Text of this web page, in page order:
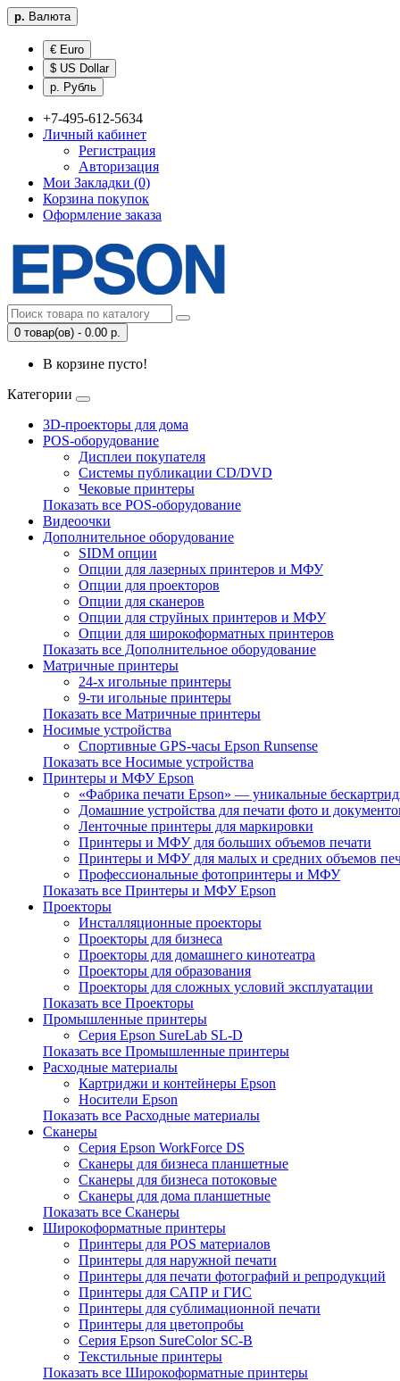
р. Валюта
€ Euro
$ US Dollar
р. Рубль
+7-495-612-5634
Личный кабинет
Регистрация
Авторизация
Мои Закладки (0)
Корзина покупок
Оформление заказа
0 товар(ов) - 0.00 р.
В корзине пусто!
Категории
3D-проекторы для дома
POS-оборудование
Дисплеи покупателя
Системы публикации CD/DVD
Чековые принтеры
Показать все POS-оборудование
Видеоочки
Дополнительное оборудование
SIDM опции
Опции для лазерных принтеров и МФУ
Опции для проекторов
Опции для сканеров
Опции для струйных принтеров и МФУ
Опции для широкоформатных принтеров
Показать все Дополнительное оборудование
Матричные принтеры
24-х игольные принтеры
9-ти игольные принтеры
Показать все Матричные принтеры
Носимые устройства
Спортивные GPS-часы Epson Runsense
Показать все Носимые устройства
Принтеры и МФУ Epson
«Фабрика печати Epson» — уникальные
Домашние устройства для печати фото и
Ленточные принтеры для маркировки
Принтеры и МФУ для больших объемов печати
Принтеры и МФУ для малых и средних объемов
Профессиональные фотопринтеры и МФУ
Показать все Принтеры и МФУ Epson
Проекторы
Инсталляционные проекторы
Проекторы для бизнеса
Проекторы для домашнего кинотеатра
Проекторы для образования
Проекторы для сложных условий эксплуатации
Показать все Проекторы
Промышленные принтеры
Серия Epson SureLab SL-D
Показать все Промышленные принтеры
Расходные материалы
Картриджи и контейнеры Epson
Носители Epson
Показать все Расходные материалы
Сканеры
Серия Epson WorkForce DS
Сканеры для бизнеса планшетные
Сканеры для бизнеса потоковые
Сканеры для дома планшетные
Показать все Сканеры
Широкоформатные принтеры
Принтеры для POS материалов
Принтеры для наружной печати
Принтеры для печати фотографий и репродукций
Принтеры для САПР и ГИС
Принтеры для сублимационной печати
Принтеры для цветопробы
Серия Epson SureColor SC-B
Текстильные принтеры
Показать все Широкоформатные принтеры